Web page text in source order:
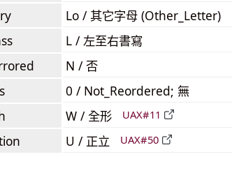
Lo / 其它字母 (Other_Letter)
L / 左至右書寫
N / 否
0 / Not_Reordered; 無
W / 全形 UAX#11
U / 正立 UAX#50